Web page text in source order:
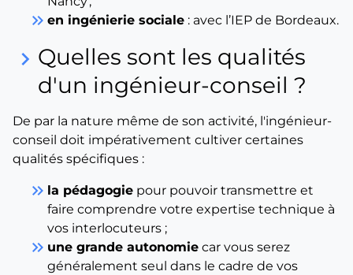
keyboard_double_arrow_right en ingénierie sociale : avec l’IEP de Bordeaux.
keyboard_arrow_right Quelles sont les qualités
d'un ingénieur-conseil ?
De par la nature même de son activité, l'ingénieur-
conseil doit impérativement cultiver certaines
qualités spécifiques :
keyboard_double_arrow_right la pédagogie pour pouvoir transmettre et
faire comprendre votre expertise technique à
vos interlocuteurs ;
keyboard_double_arrow_right une grande autonomie car vous serez
généralement seul dans le cadre de vos